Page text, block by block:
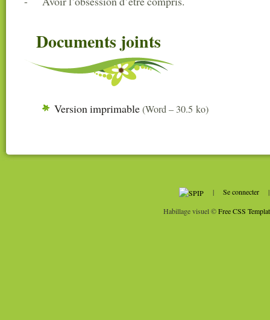
Documents joints
Version imprimable(Word – 30.5 ko)
| Se connecter
Habillage visuel ©Free CSS